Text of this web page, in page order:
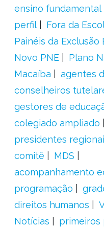
ensino fundamental
perfil
Fora da
Painéis da Exclusão
Novo PNE
Plano
Macaíba
agentes
conselheiros
gestores de
colegiado ampliado
presidentes
comitê
MDS
acompanhamento
programação
direitos humanos
Notícias
primeiros